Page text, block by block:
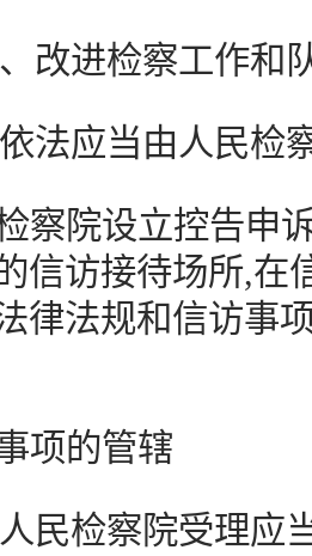
进检察工作和
应当由人民检
院设立控告申诉
信访接待场所,在
律法规和信访事
的管辖
检察院受理应